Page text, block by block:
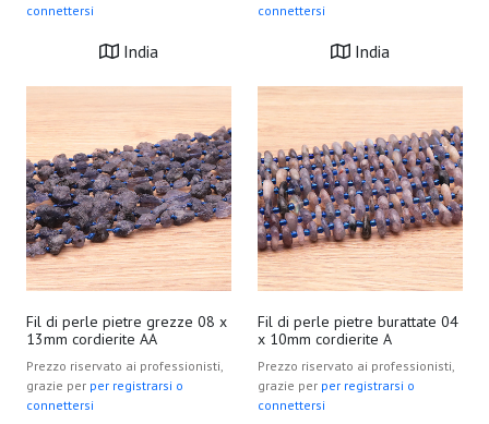
connettersi
India
connettersi
India
Fil di perle pietre grezze 08 x
13mm cordierite AA
Prezzo riservato ai professionisti,
grazie per per registrarsi o
connettersi
Fil di perle pietre burattate 04
x 10mm cordierite A
Prezzo riservato ai professionisti,
grazie per per registrarsi o
connettersi